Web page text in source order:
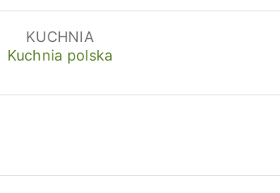
KUCHNIA
Kuchnia polska